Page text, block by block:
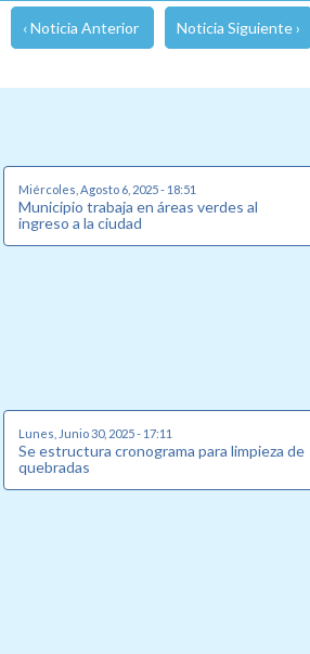
‹ Noticia Anterior Noticia Siguiente ›
Miércoles, Agosto 6, 2025 - 18:51
Municipio trabaja en áreas verdes al
ingreso a la ciudad
Lunes, Junio 30, 2025 - 17:11
Se estructura cronograma para limpieza de
quebradas